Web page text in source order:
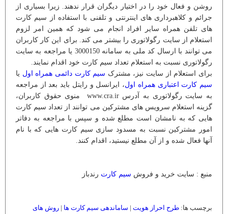
روشن و فعال خود را در اختیار دیگران قرار ندهند. زیرا بسیاری از
جرائم و کلاهبرداری های اینترنتی و تلفنی با استفاده از سیم کارت
های تلفن همراه سایر افراد انجام می شود که همین امر لزوم
استعلام از سایت رگولاتوری را بیشتر می کند. برای این کار کاربران
می توانند با ارسال کد ملی به سامانه 3000150 یا مراجعه به سایت
رگولاتوری نسبت به استعلام تعداد سیم کارت خود اقدام نمایند.
برای استعلام از سایت نیز، مشترک سیم کارت دائمی همراه اول یا
سیم کارت اعتباری همراه اول، ایرانسل و رایتل باید بعد از مراجعه
به سایت رگولاتوری به آدرس www.cra.ir منوی حقوق کاربران،
گزینه استعلام سرویس های مشترکین می توانند از تعداد سیم کارت
هایی که به نامشان است مطلع شده و سپس با مراجعه به دفاتر
امور مشترکین نسبت به مسدود سازی سیم کارت هایی که با نام
آنها فعال شده و از آن مطلع نیستید، اقدام کنند.
منبع : سایت خرید و فروش سیم کارت رندباز
برچسب ها: طرح احراز هویت | ساماندهی سیم کارت ها | روش های